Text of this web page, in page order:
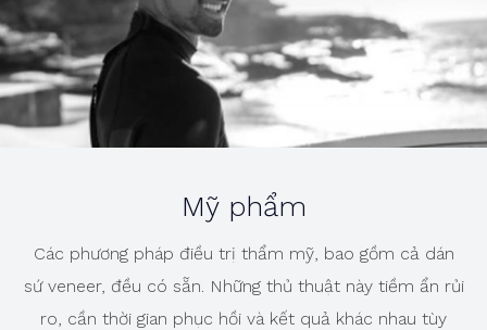
Mỹ phẩm
Các phương pháp điều trị thẩm mỹ, bao gồm cả dán
sứ veneer, đều có sẵn. Những thủ thuật này tiềm ẩn rủi
ro, cần thời gian phục hồi và kết quả khác nhau tùy